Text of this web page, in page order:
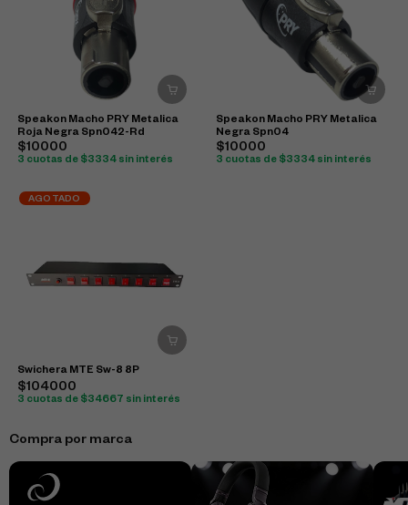
Speakon Macho PRY Metalica
Roja Negra Spn042-Rd
$10000
3 cuotas de $3334 sin interés
Speakon Macho PRY Metalica
Negra Spn04
$10000
3 cuotas de $3334 sin interés
AGOTADO
Swichera MTE Sw-8 8P
$104000
3 cuotas de $34667 sin interés
Compra por marca